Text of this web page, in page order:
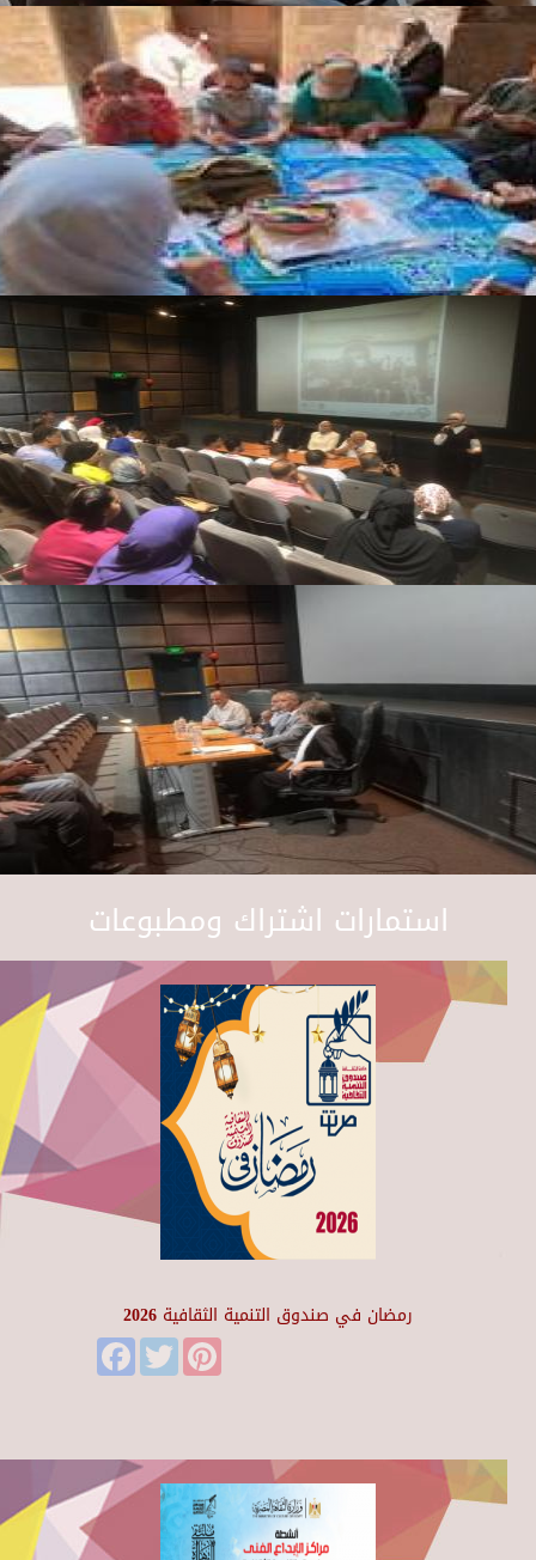
استمارات اشتراك ومطبوعات
رمضان في صندوق التنمية الثقافية 2026
FacebookTwitter